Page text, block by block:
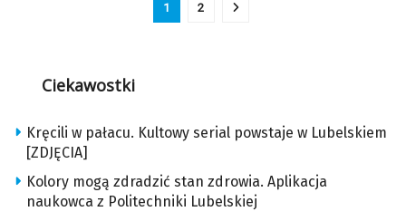
1 2
Ciekawostki
Kręcili w pałacu. Kultowy serial powstaje w Lubelskiem
[ZDJĘCIA]
Kolory mogą zdradzić stan zdrowia. Aplikacja
naukowca z Politechniki Lubelskiej